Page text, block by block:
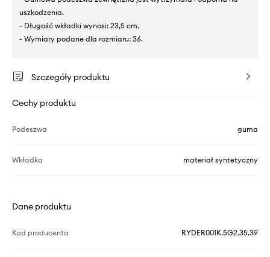
uszkodzenia.
- Długość wkładki wynosi: 23,5 cm.
- Wymiary podane dla rozmiaru: 36.
Szczegóły produktu
Cechy produktu
Podeszwa guma
Wkładka materiał syntetyczny
Dane produktu
Kod producenta RYDER001K.5G2.35.39